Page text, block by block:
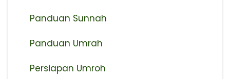
Panduan Sunnah
Panduan Umrah
Persiapan Umroh